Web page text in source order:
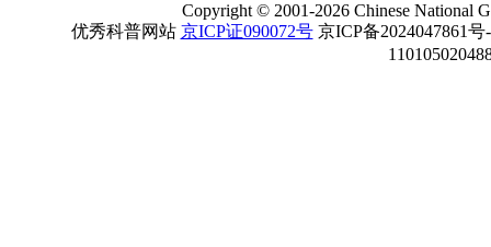
Copyright ©2001-2026 Chinese National
优秀科普网站 京ICP证090072号京ICP备2024047861